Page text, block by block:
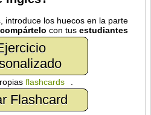
introduce los huecos en la parte
compártelo con tusestudiantes
flashcards
Flashcard